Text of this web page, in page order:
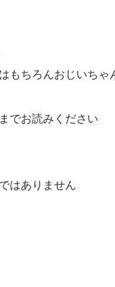
もちろんおじいちゃ
でお読みください
はありません